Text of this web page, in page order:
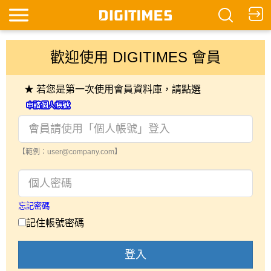
歡迎使用 DIGITIMES 會員
★ 若您是第一次使用會員資料庫，請點選
【範例：user@company.com】
忘記密碼
記住帳號密碼
登入